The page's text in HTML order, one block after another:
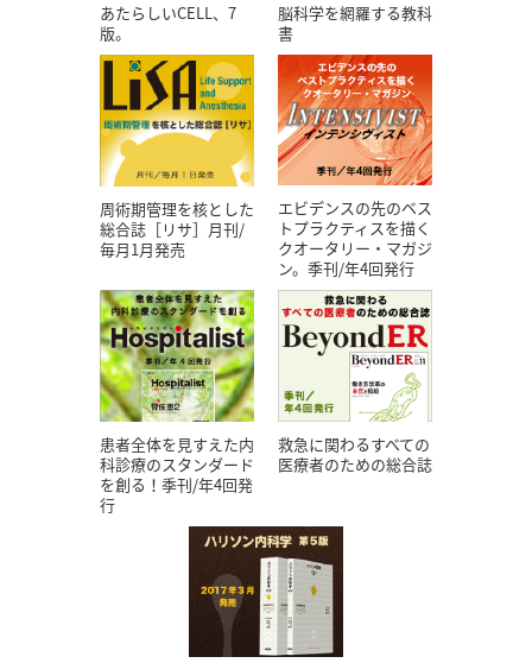
あたらしいCELL、7
版。
脳科学を網羅する教科
書
周術期管理を核とした
総合誌［リサ］月刊/
毎月1月発売
エビデンスの先のベス
トプラクティスを描く
クオータリー・マガジ
ン。季刊/年4回発行
患者全体を見すえた内
科診療のスタンダード
を創る！季刊/年4回発
行
救急に関わるすべての
医療者のための総合誌